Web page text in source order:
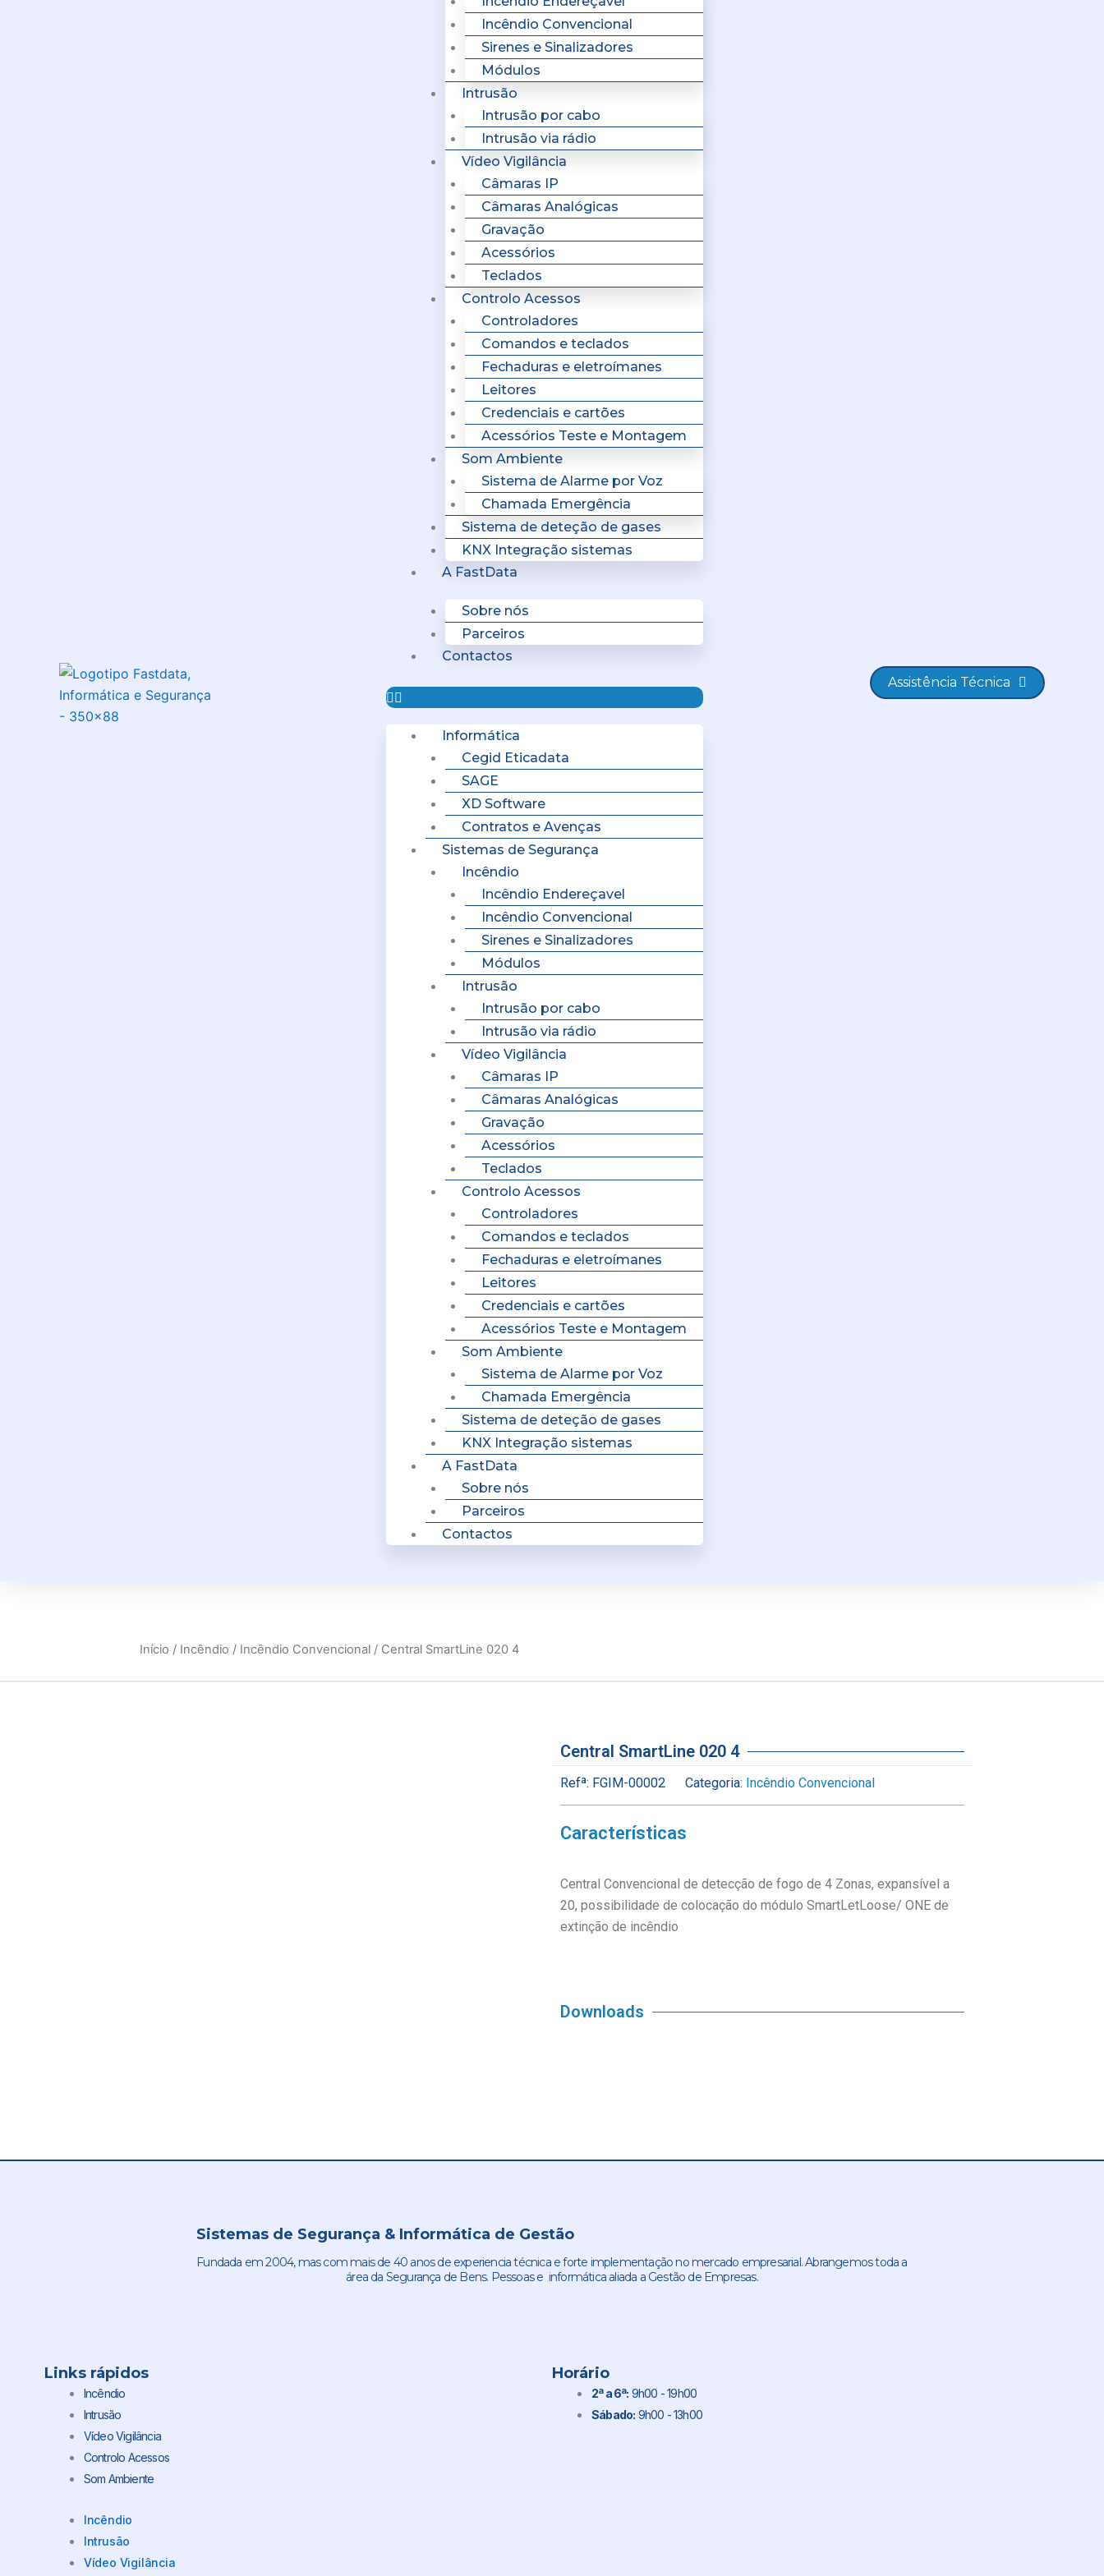
Incêndio Convencional
Sirenes e Sinalizadores
Módulos
Intrusão
Intrusão por cabo
Intrusão via rádio
Vídeo Vigilância
Câmaras IP
Câmaras Analógicas
Gravação
Acessórios
Teclados
Controlo Acessos
Controladores
Comandos e teclados
Fechaduras e eletroímanes
Leitores
Credenciais e cartões
Acessórios Teste e Montagem
Som Ambiente
Sistema de Alarme por Voz
Chamada Emergência
Sistema de deteção de gases
KNX Integração sistemas
A FastData
Sobre nós
Parceiros
Contactos
Informática
Cegid Eticadata
SAGE
XD Software
Contratos e Avenças
Sistemas de Segurança
Incêndio
Incêndio Endereçavel
Incêndio Convencional
Sirenes e Sinalizadores
Módulos
Intrusão
Intrusão por cabo
Intrusão via rádio
Vídeo Vigilância
Câmaras IP
Câmaras Analógicas
Gravação
Acessórios
Teclados
Controlo Acessos
Controladores
Comandos e teclados
Fechaduras e eletroímanes
Leitores
Credenciais e cartões
Acessórios Teste e Montagem
Som Ambiente
Sistema de Alarme por Voz
Chamada Emergência
Sistema de deteção de gases
KNX Integração sistemas
A FastData
Sobre nós
Parceiros
Contactos
Assistência Técnica
Início / Incêndio / Incêndio Convencional / Central SmartLine 020 4
Central SmartLine 020 4
Refª: FGIM-00002 Categoria: Incêndio Convencional
Características
Central Convencional de detecção de fogo de 4 Zonas, expansível a
20, possibilidade de colocação do módulo SmartLetLoose/ ONE de
extinção de incêndio
Downloads
Sistemas de Segurança & Informática de Gestão
Fundada em 2004, mas com mais de 40 anos de experiencia técnica e forte implementação no mercado empresarial. Abrangemos toda a
área da Segurança de Bens. Pessoas e informática aliada a Gestão de Empresas.
Links rápidos
Incêndio
Intrusão
Vídeo Vigilância
Controlo Acessos
Som Ambiente
Incêndio
Intrusão
Vídeo Vigilância
Horário
2ª a 6ª: 9h00 - 19h00
Sábado: 9h00 - 13h00